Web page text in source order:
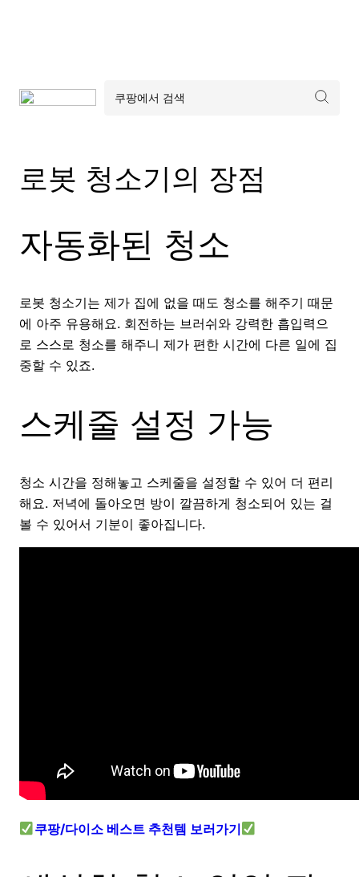
로봇 청소기의 장점
자동화된 청소
로봇 청소기는 제가 집에 없을 때도 청소를 해주기 때문
에 아주 유용해요. 회전하는 브러쉬와 강력한 흡입력으
로 스스로 청소를 해주니 제가 편한 시간에 다른 일에 집
중할 수 있죠.
스케줄 설정 가능
청소 시간을 정해놓고 스케줄을 설정할 수 있어 더 편리
해요. 저녁에 돌아오면 방이 깔끔하게 청소되어 있는 걸
볼 수 있어서 기분이 좋아집니다.
쿠팡/다이소 베스트 추천템 보러가기